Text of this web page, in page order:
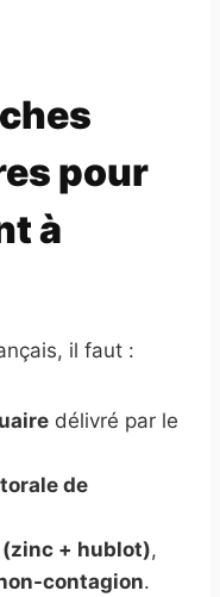
pour
à
il faut :
délivré par le
de
+ hublot),
contagion.